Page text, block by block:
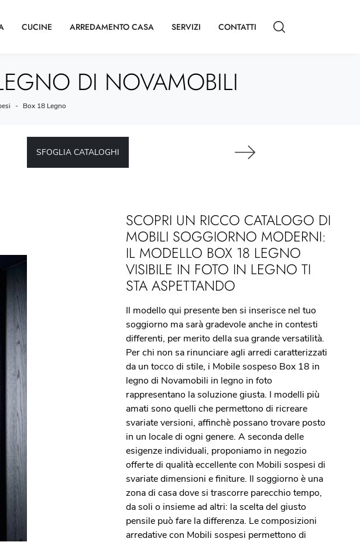
CUCINE ARREDAMENTO CASA SERVIZI CONTATTI
DI NOVAMOBILI
- Box 18 Legno
SFOGLIA CATALOGHI
SCOPRI UN RICCO CATALOGO DI
MOBILI SOGGIORNO MODERNI:
IL MODELLO BOX 18 LEGNO
VISIBILE IN FOTO IN LEGNO TI
STA ASPETTANDO
Il modello qui presente ben si inserisce nel tuo
soggiorno ma sarà gradevole anche in contesti
differenti, per merito della sua grande versatilità.
Per chi non sa rinunciare agli arredi caratterizzati
da un tocco di stile, i Mobile sospeso Box 18 in
legno di Novamobili in legno in foto
rappresentano la soluzione giusta. I modelli più
amati sono quelli che permettono di ricreare
svariate versioni, affinchè possano trovare posto
in un locale di ogni genere. A seconda delle
esigenze individuali, proponiamo in negozio
offerte di qualità eccellente con Mobili sospesi di
svariate dimensioni e finiture. Il soggiorno è una
zona di casa dove si trascorre parecchio tempo,
da soli o insieme ad altri: la scelta del giusto
pensile può fare la differenza. Le composizioni
arredative con Mobili sospesi permettono di